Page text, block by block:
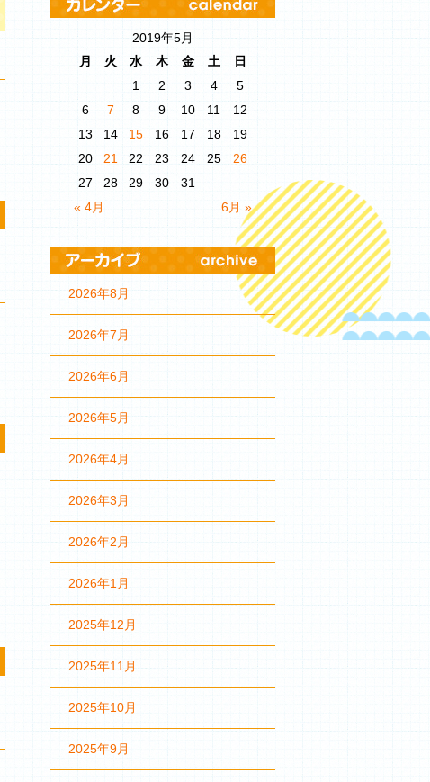
2019年5月
月
火 水 木 金 土 日
« 4月 6月 »
1 2 3 4
5
6
7 8 9 10 11
12
13
14 15 16 17 18
19
20
21 22 23 24 25
26
27
28 29 30 31
2026年8月
2026年7月
2026年6月
2026年5月
2026年4月
2026年3月
2026年2月
2026年1月
2025年12月
2025年11月
2025年10月
2025年9月